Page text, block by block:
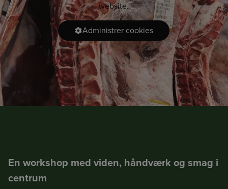
website.
Administrer cookies
En workshop med viden, håndværk og smag i
centrum
Værdien er baseret på sparsomme datakilder på området
og kan være unøjagtig. Vi håber løbende at kunne forbedre
datakvaliteten. Det er et skridt i den rigtige retning og vi
håber at kunne give dig et mere oplyst valg, når du handler
fødevarer.
Vi påtager os intet ansvar for de præsenterede data og den
efterfølgende anvendelse heraf.
HMR BOR CGO